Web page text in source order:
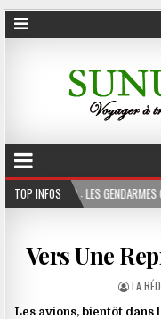
TOP INFOSONT SAISI 10 KG DE
Vers Une
LA
Les avions, bientôt dans